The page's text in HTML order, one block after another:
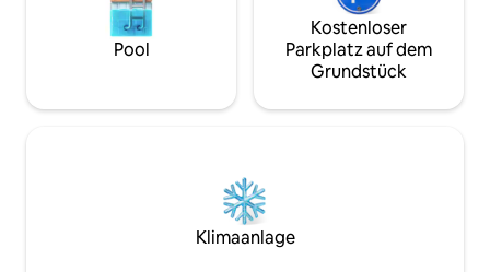
Pool
Kostenloser
Parkplatz auf dem
Grundstück
Klimaanlage